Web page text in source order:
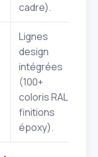
cadre).
Lignes
design
intégrées
(100+
coloris RAL,
finitions
époxy).